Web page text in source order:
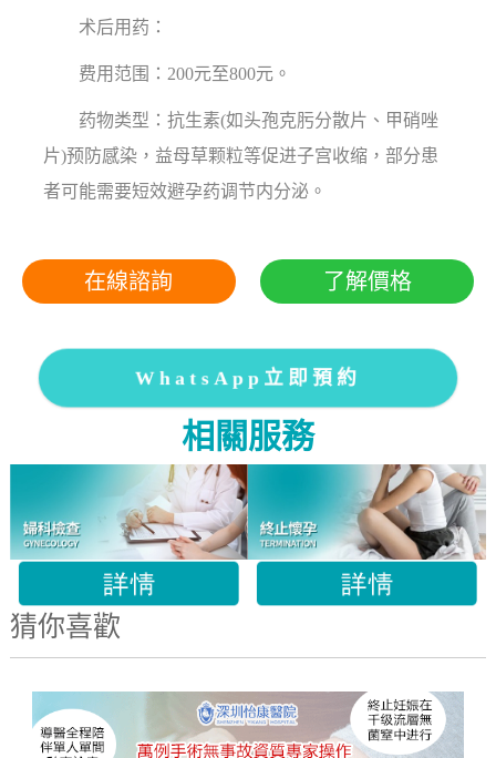
术后用药：
费用范围：200元至800元。
药物类型：抗生素(如头孢克肟分散片、甲硝唑
片)预防感染，益母草颗粒等促进子宫收缩，部分患
者可能需要短效避孕药调节内分泌。
在線諮詢 了解價格
WhatsApp立即預約
相關服務
猜你喜歡